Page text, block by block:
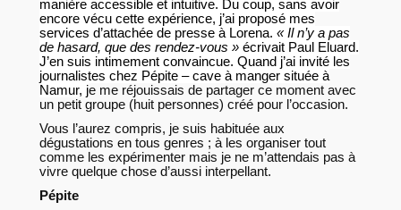
manière accessible et intuitive. Du coup, sans avoir
encore vécu cette expérience, j’ai proposé mes
services d’attachée de presse à Lorena. « Il n’y a pas
de hasard, que des rendez-vous »écrivait Paul Eluard.
J’en suis intimement convaincue. Quand j’ai invité les
journalistes chez Pépite – cave à manger située à
Namur, je me réjouissais de partager ce moment avec
un petit groupe (huit personnes) créé pour l’occasion.
Vous l’aurez compris, je suis habituée aux
dégustations en tous genres ; à les organiser tout
comme les expérimenter mais je ne m’attendais pas à
vivre quelque chose d’aussi interpellant.
Pépite